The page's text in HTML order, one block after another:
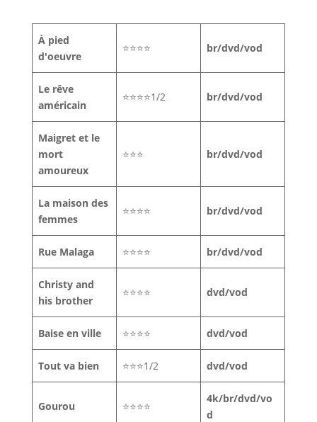
À pied
d'oeuvre
⭐⭐⭐⭐ br/dvd/vod
Le rêve
américain
⭐⭐⭐⭐1/2 br/dvd/vod
Maigret et le
mort
amoureux
⭐⭐⭐ br/dvd/vod
La maison des
femmes
⭐⭐⭐⭐ br/dvd/vod
Rue Malaga ⭐⭐⭐⭐ br/dvd/vod
Christy and
his brother
⭐⭐⭐⭐ dvd/vod
Baise en ville ⭐⭐⭐⭐ dvd/vod
Tout va bien ⭐⭐⭐1/2 dvd/vod
Gourou ⭐⭐⭐⭐
4k/br/dvd/vo
d